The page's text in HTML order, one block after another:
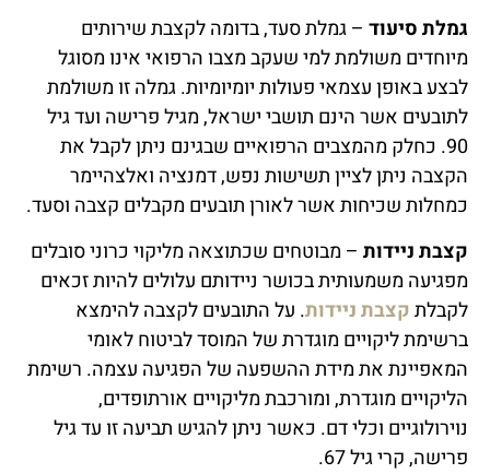
גמלת סיעוד – גמלת סעד, בדומה לקצבת שירותים
מיוחדים משולמת למי שעקב מצבו הרפואי אינו מסוגל
לבצע באופן עצמאי פעולות יומיומיות. גמלה זו משולמת
לתובעים אשר הינם תושבי ישראל, מגיל פרישה ועד גיל
90. כחלק מהמצבים הרפואיים שבגינם ניתן לקבל את
הקצבה ניתן לציין תשישות נפש, דמנציה ואלצהיימר
כמחלות שכיחות אשר לאורן תובעים מקבלים קצבה וסעד.
קצבת ניידות – מבוטחים שכתוצאה מליקוי כרוני סובלים
מפגיעה משמעותית בכושר ניידותם עלולים להיות זכאים
לקבלתקצבת ניידות. על התובעים לקצבה להימצא
ברשימת ליקויים מוגדרת של המוסד לביטוח לאומי
המאפיינת את מידת ההשפעה של הפגיעה עצמה. רשימת
הליקויים מוגדרת, ומורכבת מליקויים אורתופדים,
נוירולוגיים וכלי דם. כאשר ניתן להגיש תביעה זו עד גיל
פרישה, קרי גיל 67.